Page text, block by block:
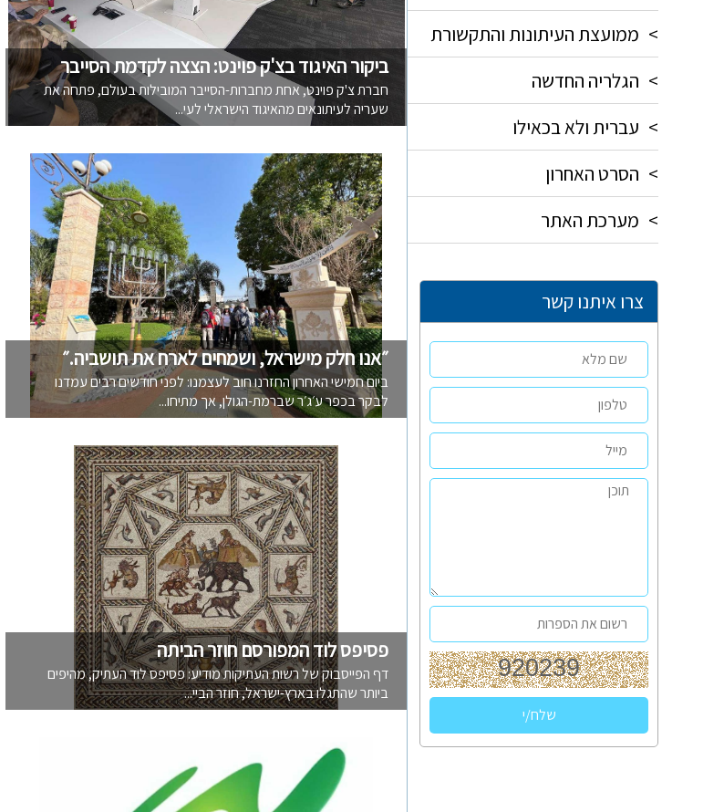
> ממועצת העיתונות והתקשורת
> הגלריה החדשה
> עברית ולא בכאילו
> הסרט האחרון
> מערכת האתר
צרו איתנו קשר
ביקור האיגוד בצ'ק פוינט: הצצה לקדמת הסייבר
חברת צ'ק פוינט, אחת מחברות-הסייבר המובילות בעולם, פתחה את
שעריה לעיתונאים מהאיגוד הישראלי לעי...
״אנו חלק מישראל, ושמחים לארח את תושביה.״
ביום חמישי האחרון החזרנו חוב לעצמנו: לפני חודשים רבים עמדנו
לבקר בכפר ע׳ג׳ר שברמת-הגולן, אך מתיחו...
פסיפס לוד המפורסם חוזר הביתה
דף הפייסבוק של רשות העתיקות מודיע: פסיפס לוד העתיק, מהיפים
ביותר שהתגלו בארץ-ישראל, חוזר הביי...